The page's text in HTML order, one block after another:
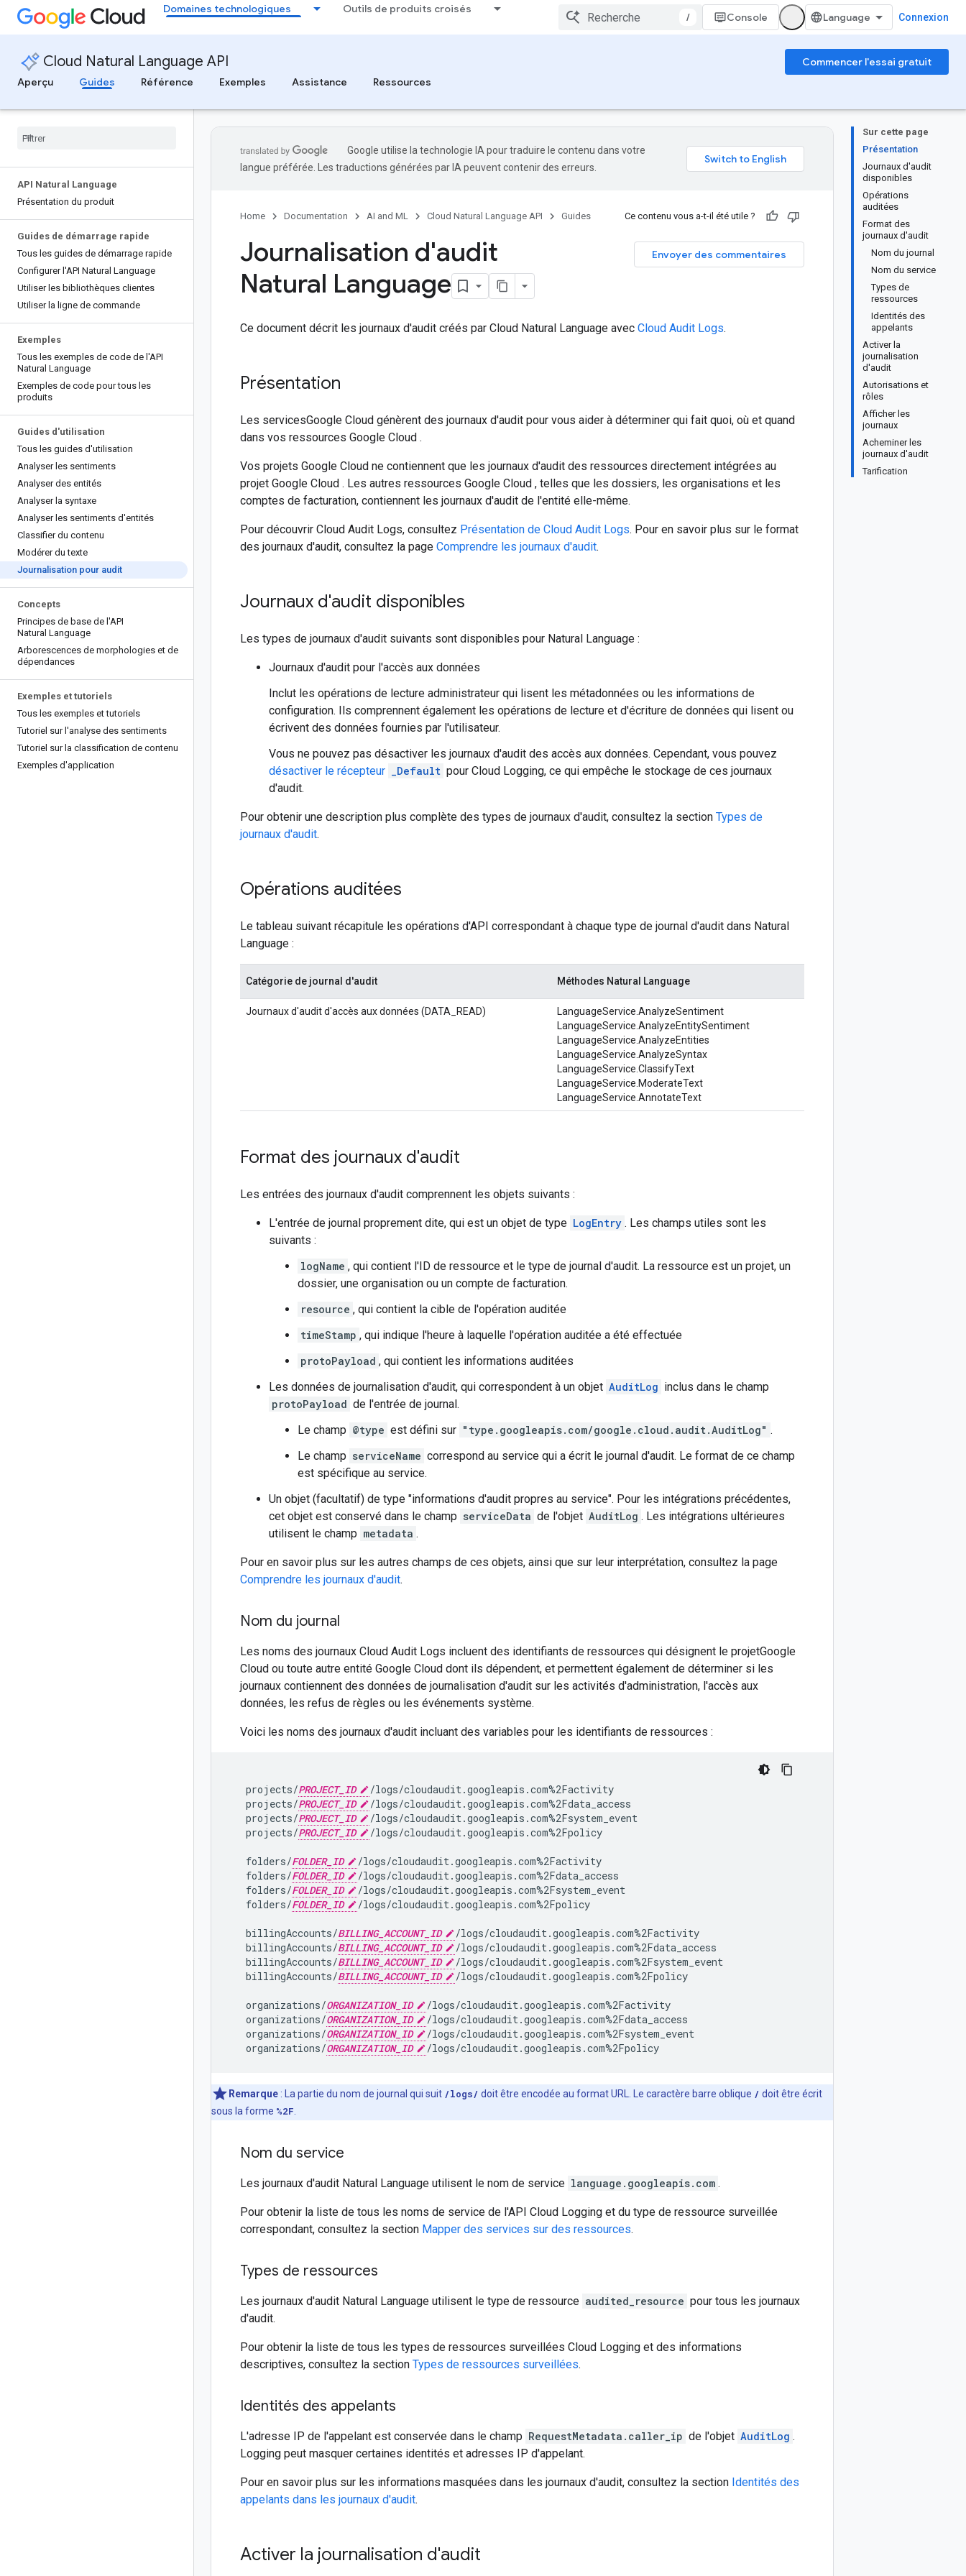
Domaines technologiques Outils de produits croisés
/ Console Connexion
Cloud Natural Language API
Commencer l'essai gratuit
Aperçu
Guides Référence Exemples Assistance Ressources
API Natural Language
Présentation du produit
Guides de démarrage rapide
Tous les guides de démarrage rapide
Configurer l'API Natural Language
Utiliser les bibliothèques clientes
Utiliser la ligne de commande
Exemples
Tous les exemples de code de l'API
Natural Language
Exemples de code pour tous les
produits
Guides d'utilisation
Tous les guides d'utilisation
Analyser les sentiments
Analyser des entités
Analyser la syntaxe
Analyser les sentiments d'entités
Classifier du contenu
Modérer du texte
Journalisation pour audit
Concepts
Principes de base de l'API
Natural Language
Arborescences de morphologies et de
dépendances
Exemples et tutoriels
Tous les exemples et tutoriels
Tutoriel sur l'analyse des sentiments
Tutoriel sur la classification de contenu
Exemples d'application
Sur cette page
Présentation
Journaux d'audit
disponibles
Opérations
auditées
Format des
journaux d'audit
Nom du journal
Nom du service
Types de
ressources
Identités des
appelants
Activer la
journalisation
d'audit
Autorisations et
rôles
Afficher les
journaux
Acheminer les
journaux d'audit
Tarification
Google utilise la technologie IA pour traduire le contenu dans votre
langue préférée. Les traductions générées par IA peuvent contenir des erreurs.
Home Documentation AI and ML Cloud Natural Language API Guides Ce contenu vous a-t-il été utile ?
Envoyer des commentaires
Journalisation d'audit
Natural Language
Ce document décrit les journaux d'audit créés par Cloud Natural Language avec Cloud Audit Logs.
Présentation
Les servicesGoogle Cloud génèrent des journaux d'audit pour vous aider à déterminer qui fait quoi, où et quand
dans vos ressources Google Cloud .
Vos projets Google Cloud ne contiennent que les journaux d'audit des ressources directement intégrées au
projet Google Cloud . Les autres ressources Google Cloud , telles que les dossiers, les organisations et les
comptes de facturation, contiennent les journaux d'audit de l'entité elle-même.
Pour découvrir Cloud Audit Logs, consultez Présentation de Cloud Audit Logs. Pour en savoir plus sur le format
des journaux d'audit, consultez la page Comprendre les journaux d'audit.
Journaux d'audit disponibles
Les types de journaux d'audit suivants sont disponibles pour Natural Language :
Journaux d'audit pour l'accès aux données
Inclut les opérations de lecture administrateur qui lisent les métadonnées ou les informations de
configuration. Ils comprennent également les opérations de lecture et d'écriture de données qui lisent ou
écrivent des données fournies par l'utilisateur.
Vous ne pouvez pas désactiver les journaux d'audit des accès aux données. Cependant, vous pouvez
désactiver le récepteur _Default pour Cloud Logging, ce qui empêche le stockage de ces journaux
d'audit.
Pour obtenir une description plus complète des types de journaux d'audit, consultez la section Types de
journaux d'audit.
Opérations auditées
Le tableau suivant récapitule les opérations d'API correspondant à chaque type de journal d'audit dans Natural
Language :
Catégorie de journal d'audit Méthodes Natural Language
Journaux d'audit d'accès aux données (DATA_READ)
LanguageService.AnalyzeSentiment
LanguageService.AnalyzeEntitySentiment
LanguageService.AnalyzeEntities
LanguageService.AnalyzeSyntax
LanguageService.ClassifyText
LanguageService.ModerateText
LanguageService.AnnotateText
Format des journaux d'audit
Les entrées des journaux d'audit comprennent les objets suivants :
L'entrée de journal proprement dite, qui est un objet de type LogEntry . Les champs utiles sont les
suivants :
logName , qui contient l'ID de ressource et le type de journal d'audit. La ressource est un projet, un
dossier, une organisation ou un compte de facturation.
resource , qui contient la cible de l'opération auditée
timeStamp , qui indique l'heure à laquelle l'opération auditée a été effectuée
protoPayload , qui contient les informations auditées
Les données de journalisation d'audit, qui correspondent à un objet AuditLog inclus dans le champ
protoPayload de l'entrée de journal.
Le champ @type est défini sur "type.googleapis.com/google.cloud.audit.AuditLog" .
Le champ serviceName correspond au service qui a écrit le journal d'audit. Le format de ce champ
est spécifique au service.
Un objet (facultatif) de type "informations d'audit propres au service". Pour les intégrations précédentes,
cet objet est conservé dans le champ serviceData de l'objet AuditLog . Les intégrations ultérieures
utilisent le champ metadata .
Pour en savoir plus sur les autres champs de ces objets, ainsi que sur leur interprétation, consultez la page
Comprendre les journaux d'audit.
Nom du journal
Les noms des journaux Cloud Audit Logs incluent des identifiants de ressources qui désignent le projetGoogle
Cloud ou toute autre entité Google Cloud dont ils dépendent, et permettent également de déterminer si les
journaux contiennent des données de journalisation d'audit sur les activités d'administration, l'accès aux
données, les refus de règles ou les événements système.
Voici les noms des journaux d'audit incluant des variables pour les identifiants de ressources :
   projects/
PROJECT_ID
/logs/cloudaudit.googleapis.com%2Factivity
   projects/
PROJECT_ID
/logs/cloudaudit.googleapis.com%2Fdata_access
   projects/
PROJECT_ID
/logs/cloudaudit.googleapis.com%2Fsystem_event
   projects/
PROJECT_ID /logs/cloudaudit.googleapis.com%2Fpolicy
   folders/
FOLDER_ID
/logs/cloudaudit.googleapis.com%2Factivity
   folders/
FOLDER_ID
/logs/cloudaudit.googleapis.com%2Fdata_access
   folders/
FOLDER_ID
/logs/cloudaudit.googleapis.com%2Fsystem_event
   folders/
FOLDER_ID /logs/cloudaudit.googleapis.com%2Fpolicy
   billingAccounts/
BILLING_ACCOUNT_ID
/logs/cloudaudit.googleapis.com%2Factivity
   billingAccounts/
BILLING_ACCOUNT_ID
/logs/cloudaudit.googleapis.com%2Fdata_access
   billingAccounts/
BILLING_ACCOUNT_ID
/logs/cloudaudit.googleapis.com%2Fsystem_event
   billingAccounts/
BILLING_ACCOUNT_ID /logs/cloudaudit.googleapis.com%2Fpolicy
   organizations/
ORGANIZATION_ID
/logs/cloudaudit.googleapis.com%2Factivity
   organizations/
ORGANIZATION_ID
/logs/cloudaudit.googleapis.com%2Fdata_access
   organizations/
ORGANIZATION_ID
/logs/cloudaudit.googleapis.com%2Fsystem_event
   organizations/
ORGANIZATION_ID
Remarque : La partie du nom de journal qui suit /logs/ doit être encodée au format URL. Le caractère barre oblique / doit être écrit
sous la forme %2F
Nom du service
Les journaux d'audit Natural Language utilisent le nom de service language.googleapis.com .
Pour obtenir la liste de tous les noms de service de l'API Cloud Logging et du type de ressource surveillée
correspondant, consultez la section Mapper des services sur des ressources.
Types de ressources
Les journaux d'audit Natural Language utilisent le type de ressource audited_resource pour tous les journaux
d'audit.
Pour obtenir la liste de tous les types de ressources surveillées Cloud Logging et des informations
descriptives, consultez la section Types de ressources surveillées.
Identités des appelants
L'adresse IP de l'appelant est conservée dans le champ RequestMetadata.caller_ip de l'objet AuditLog .
Logging peut masquer certaines identités et adresses IP d'appelant.
Pour en savoir plus sur les informations masquées dans les journaux d'audit, consultez la section Identités des
appelants dans les journaux d'audit.
Activer la journalisation d'audit